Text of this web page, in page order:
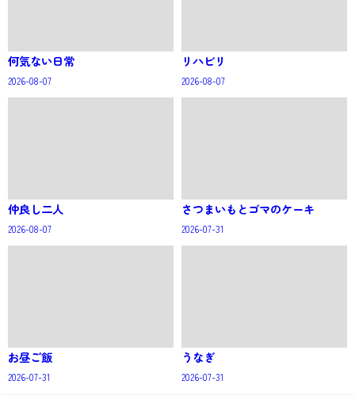
何気ない日常
2026-08-07
リハビリ
2026-08-07
仲良し二人
2026-08-07
さつまいもとゴマのケーキ
2026-07-31
お昼ご飯
2026-07-31
うなぎ
2026-07-31